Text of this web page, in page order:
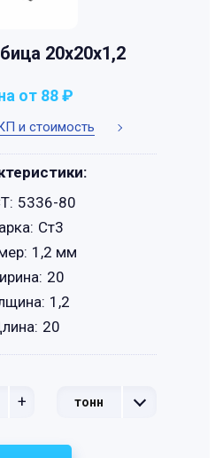
20х20х1,2
и стоимость
от 88 ₽
+ тонн
5336-80
Ст3
1,2 мм
20
1,2
20